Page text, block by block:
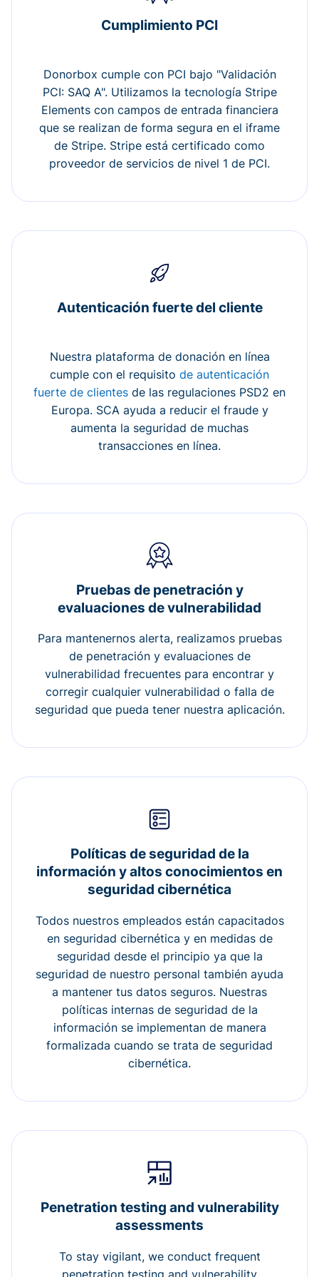
Cumplimiento PCI
Donorbox cumple con PCI bajo "Validación
PCI: SAQ A". Utilizamos la tecnología Stripe
Elements con campos de entrada financiera
que se realizan de forma segura en el iframe
de Stripe. Stripe está certificado como
proveedor de servicios de nivel 1 de PCI.
Autenticación fuerte del cliente
Nuestra plataforma de donación en línea
cumple con el requisito de autenticación
fuerte de clientes de las regulaciones PSD2 en
Europa. SCA ayuda a reducir el fraude y
aumenta la seguridad de muchas
transacciones en línea.
Pruebas de penetración y
evaluaciones de vulnerabilidad
Para mantenernos alerta, realizamos pruebas
de penetración y evaluaciones de
vulnerabilidad frecuentes para encontrar y
corregir cualquier vulnerabilidad o falla de
seguridad que pueda tener nuestra aplicación.
Políticas de seguridad de la
información y altos conocimientos en
seguridad cibernética
Todos nuestros empleados están capacitados
en seguridad cibernética y en medidas de
seguridad desde el principio ya que la
seguridad de nuestro personal también ayuda
a mantener tus datos seguros. Nuestras
políticas internas de seguridad de la
información se implementan de manera
formalizada cuando se trata de seguridad
cibernética.
Penetration testing and vulnerability
assessments
To stay vigilant, we conduct frequent
penetration testing and vulnerability